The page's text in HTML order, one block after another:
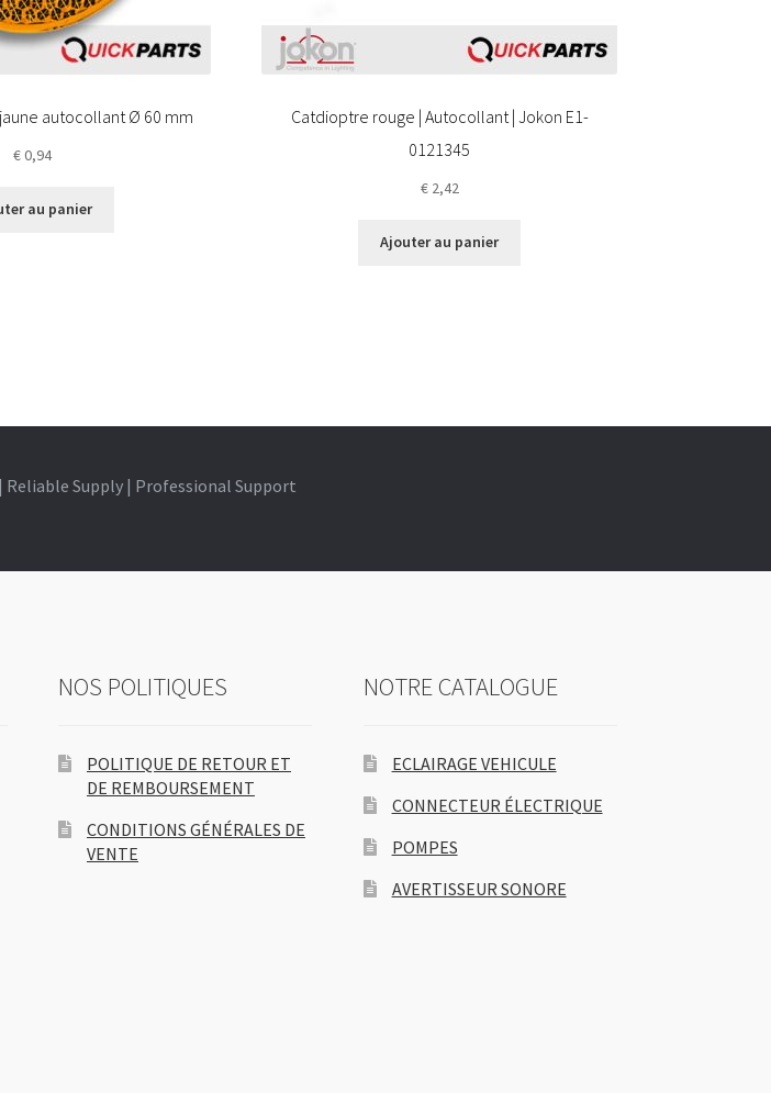
autocollant Ø 60 mm
€0,94
au panier
Catdioptre rouge | Autocollant | Jokon E1-
0121345
€2,42
Ajouter au panier
Supply | Professional Support
NOS POLITIQUES
POLITIQUE DE RETOUR ET
DE REMBOURSEMENT
CONDITIONS GÉNÉRALES DE
VENTE
NOTRE CATALOGUE
ECLAIRAGE VEHICULE
CONNECTEUR ÉLECTRIQUE
POMPES
AVERTISSEUR SONORE